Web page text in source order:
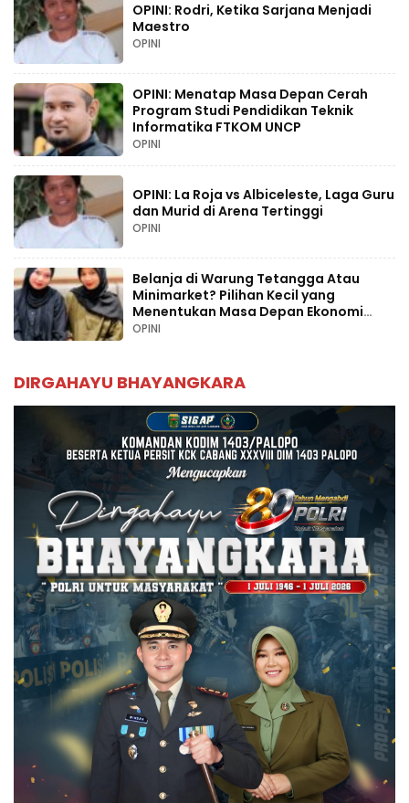
OPINI: Rodri, Ketika Sarjana Menjadi
Maestro
OPINI
OPINI: Menatap Masa Depan Cerah
Program Studi Pendidikan Teknik
Informatika FTKOM UNCP
OPINI
OPINI: La Roja vs Albiceleste, Laga Guru
dan Murid di Arena Tertinggi
OPINI
Belanja di Warung Tetangga Atau
Minimarket? Pilihan Kecil yang
Menentukan Masa Depan Ekonomi
Palopo
OPINI
DIRGAHAYU BHAYANGKARA